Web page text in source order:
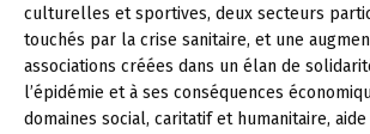
culturelles et sportives, deux secteurs
touchés par la crise sanitaire, et une
associations créées dans un élan de
l’épidémie et à ses conséquences
domaines social, caritatif et humanitaire, aide